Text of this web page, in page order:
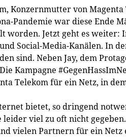
Konzernmutter von
Pandemie war diese Ende
worden. Jetzt geht es weiter:
Social-Media-Kanälen. In
sind. Neben Jay, dem
Kampagne
Telekom für ein Netz, in
bietet, so dringend
viel zu oft nicht
vielen Partnern für ein